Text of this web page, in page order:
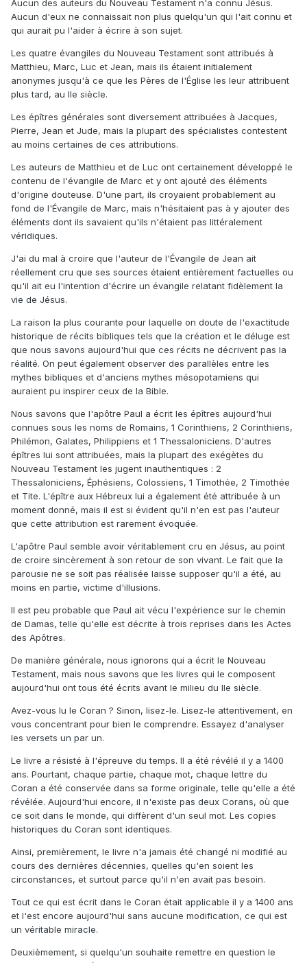
Aucun des auteurs du Nouveau Testament n'a connu Jésus.
Aucun d'eux ne connaissait non plus quelqu'un qui l'ait connu et
qui aurait pu l'aider à écrire à son sujet.
Les quatre évangiles du Nouveau Testament sont attribués à
Matthieu, Marc, Luc et Jean, mais ils étaient initialement
anonymes jusqu'à ce que les Pères de l'Église les leur attribuent
plus tard, au IIe siècle.
Les épîtres générales sont diversement attribuées à Jacques,
Pierre, Jean et Jude, mais la plupart des spécialistes contestent
au moins certaines de ces attributions.
Les auteurs de Matthieu et de Luc ont certainement développé le
contenu de l'évangile de Marc et y ont ajouté des éléments
d'origine douteuse. D'une part, ils croyaient probablement au
fond de l'Évangile de Marc, mais n'hésitaient pas à y ajouter des
éléments dont ils savaient qu'ils n'étaient pas littéralement
véridiques.
J'ai du mal à croire que l'auteur de l'Évangile de Jean ait
réellement cru que ses sources étaient entièrement factuelles ou
qu'il ait eu l'intention d'écrire un évangile relatant fidèlement la
vie de Jésus.
La raison la plus courante pour laquelle on doute de l'exactitude
historique de récits bibliques tels que la création et le déluge est
que nous savons aujourd'hui que ces récits ne décrivent pas la
réalité. On peut également observer des parallèles entre les
mythes bibliques et d'anciens mythes mésopotamiens qui
auraient pu inspirer ceux de la Bible.
Nous savons que l'apôtre Paul a écrit les épîtres aujourd'hui
connues sous les noms de Romains, 1 Corinthiens, 2 Corinthiens,
Philémon, Galates, Philippiens et 1 Thessaloniciens. D'autres
épîtres lui sont attribuées, mais la plupart des exégètes du
Nouveau Testament les jugent inauthentiques : 2
Thessaloniciens, Éphésiens, Colossiens, 1 Timothée, 2 Timothée
et Tite. L'épître aux Hébreux lui a également été attribuée à un
moment donné, mais il est si évident qu'il n'en est pas l'auteur
que cette attribution est rarement évoquée.
L'apôtre Paul semble avoir véritablement cru en Jésus, au point
de croire sincèrement à son retour de son vivant. Le fait que la
parousie ne se soit pas réalisée laisse supposer qu'il a été, au
moins en partie, victime d'illusions.
Il est peu probable que Paul ait vécu l'expérience sur le chemin
de Damas, telle qu'elle est décrite à trois reprises dans les Actes
des Apôtres.
De manière générale, nous ignorons qui a écrit le Nouveau
Testament, mais nous savons que les livres qui le composent
aujourd'hui ont tous été écrits avant le milieu du IIe siècle.
Avez-vous lu le Coran ? Sinon, lisez-le. Lisez-le attentivement, en
vous concentrant pour bien le comprendre. Essayez d'analyser
les versets un par un.
Le livre a résisté à l'épreuve du temps. Il a été révélé il y a 1400
ans. Pourtant, chaque partie, chaque mot, chaque lettre du
Coran a été conservée dans sa forme originale, telle qu'elle a été
révélée. Aujourd'hui encore, il n'existe pas deux Corans, où que
ce soit dans le monde, qui diffèrent d'un seul mot. Les copies
historiques du Coran sont identiques.
Ainsi, premièrement, le livre n'a jamais été changé ni modifié au
cours des dernières décennies, quelles qu'en soient les
circonstances, et surtout parce qu'il n'en avait pas besoin.
Tout ce qui est écrit dans le Coran était applicable il y a 1400 ans
et l'est encore aujourd'hui sans aucune modification, ce qui est
un véritable miracle.
Deuxièmement, si quelqu'un souhaite remettre en question le